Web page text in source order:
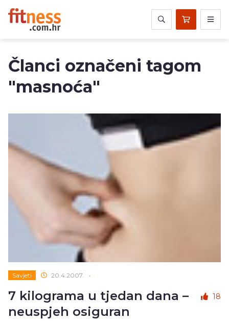
Članci označeni tagom
"masnoća"
Savjeti 20.4.2007. •
7 kilograma u tjedan dana –
neuspjeh osiguran
18